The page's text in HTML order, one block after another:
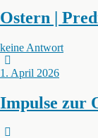
Ostern |
keine Antwort
1. April 2026
Impulse zur